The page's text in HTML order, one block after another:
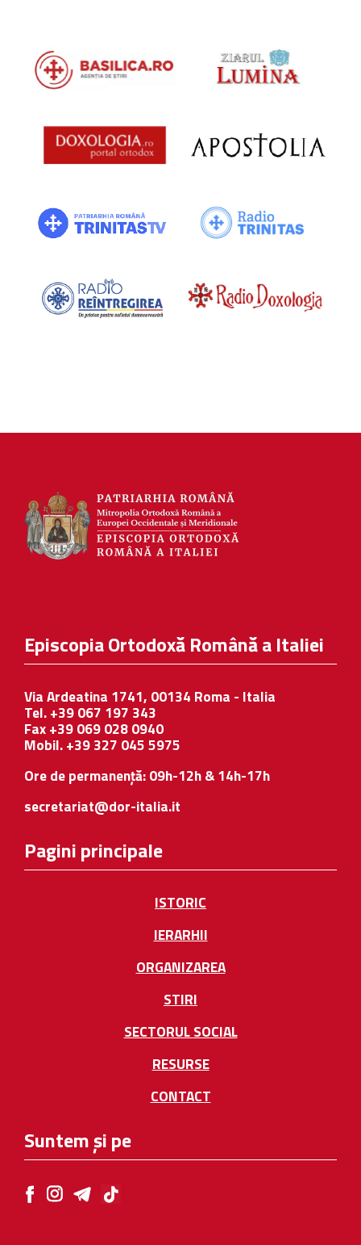
Episcopia Ortodoxă Română a Italiei
Via Ardeatina 1741, 00134 Roma - Italia
Tel. +39 067 197 343
Fax +39 069 028 0940
Mobil. +39 327 045 5975
Ore de permanență: 09h-12h & 14h-17h
secretariat@dor-italia.it
Pagini principale
ISTORIC
IERARHII
ORGANIZAREA
STIRI
SECTORUL SOCIAL
RESURSE
CONTACT
Suntem și pe